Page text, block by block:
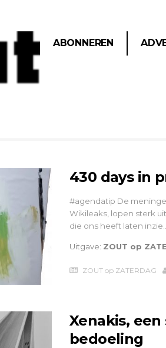
ABONNEREN
430 days in
#agendatip De
Wikileaks, lopen sterk
die ons heeft laten inzie…
Uitgave: ZOUT op
ZOUT op ZATERDAG
Xenakis,
bedoeling